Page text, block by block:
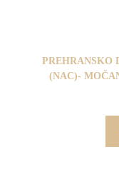
PREHRANSKO
(NAC)-